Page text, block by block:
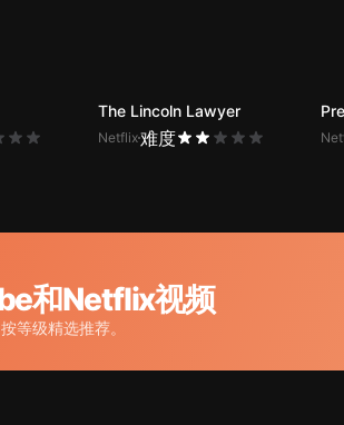
The Lincoln Lawyer
Netflix难度
和Netflix视频
等级精选推荐。